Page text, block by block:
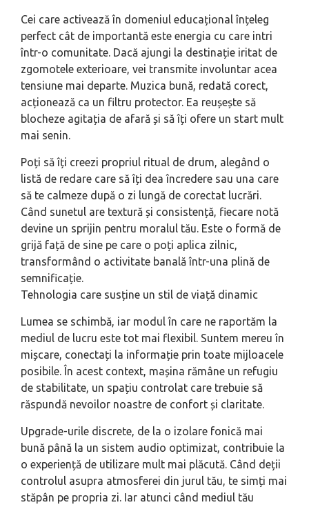
Cei care activează în domeniul educațional înțeleg
perfect cât de importantă este energia cu care intri
într-o comunitate. Dacă ajungi la destinație iritat de
zgomotele exterioare, vei transmite involuntar acea
tensiune mai departe. Muzica bună, redată corect,
acționează ca un filtru protector. Ea reușește să
blocheze agitația de afară și să îți ofere un start mult
mai senin.
Poți să îți creezi propriul ritual de drum, alegând o
listă de redare care să îți dea încredere sau una care
să te calmeze după o zi lungă de corectat lucrări.
Când sunetul are textură și consistență, fiecare notă
devine un sprijin pentru moralul tău. Este o formă de
grijă față de sine pe care o poți aplica zilnic,
transformând o activitate banală într-una plină de
semnificație.
Tehnologia care susține un stil de viață dinamic
Lumea se schimbă, iar modul în care ne raportăm la
mediul de lucru este tot mai flexibil. Suntem mereu în
mișcare, conectați la informație prin toate mijloacele
posibile. În acest context, mașina rămâne un refugiu
de stabilitate, un spațiu controlat care trebuie să
răspundă nevoilor noastre de confort și claritate.
Upgrade-urile discrete, de la o izolare fonică mai
bună până la un sistem audio optimizat, contribuie la
o experiență de utilizare mult mai plăcută. Când deții
controlul asupra atmosferei din jurul tău, te simți mai
stăpân pe propria zi. Iar atunci când mediul tău